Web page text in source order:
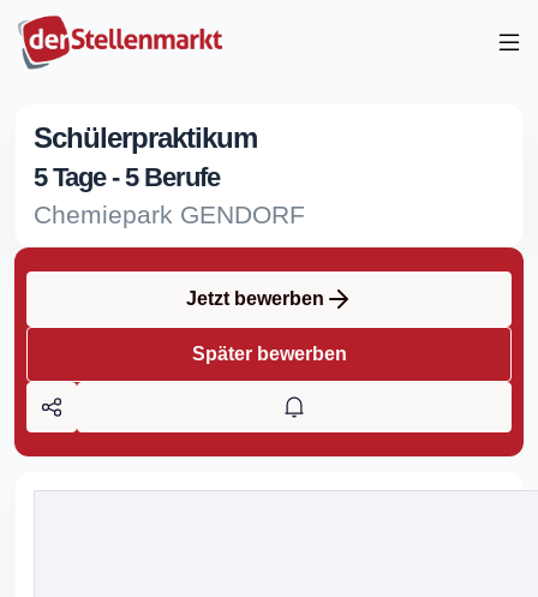
Schülerpraktikum
5 Tage - 5 Berufe
Chemiepark GENDORF
Jetzt bewerben
Später bewerben